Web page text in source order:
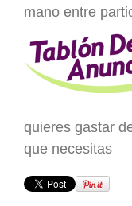
mano entre
quieres gastar
que necesitas